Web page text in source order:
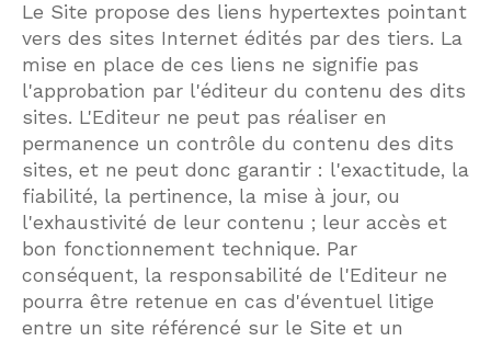
Le Site propose des liens hypertextes pointant
vers des sites Internet édités par des tiers. La
mise en place de ces liens ne signifie pas
l'approbation par l'éditeur du contenu des dits
sites. L'Editeur ne peut pas réaliser en
permanence un contrôle du contenu des dits
sites, et ne peut donc garantir : l'exactitude, la
fiabilité, la pertinence, la mise à jour, ou
l'exhaustivité de leur contenu ; leur accès et
bon fonctionnement technique. Par
conséquent, la responsabilité de l'Editeur ne
pourra être retenue en cas d'éventuel litige
entre un site référencé sur le Site et un